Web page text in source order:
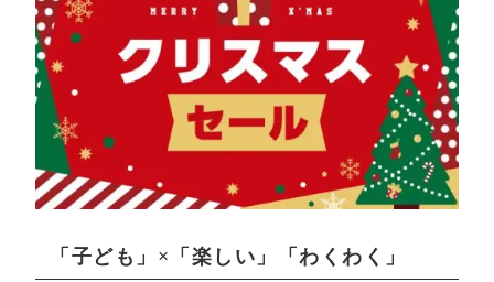
「子ども」×「楽しい」「わくわく」